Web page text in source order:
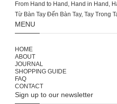
From Hand to Hand, Hand in Hand,
MENU
HOME
ABOUT
JOURNAL
SHOPPING GUIDE
FAQ
CONTACT
Sign up to our newsletter